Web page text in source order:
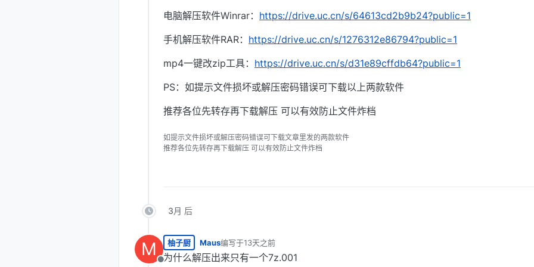
电脑解压软件Winrar： https://drive.uc.cn/s/64613cd2b9b24?public=1
手机解压软件RAR： https://drive.uc.cn/s/1276312e86794?public=1
mp4一键改zip工具： https://drive.uc.cn/s/d31e89cffdb64?public=1
PS：如提示文件损坏或解压密码错误可下载以上两款软件
推荐各位先转存再下载解压 可以有效防止文件炸档
如提示文件损坏或解压密码错误可下载文章里发的两款软件
推荐各位先转存再下载解压 可以有效防止文件炸档
3月 后
M 柚子厨 Maus编写于13天之前
最后由 编辑
为什么解压出来只有一个7z.001